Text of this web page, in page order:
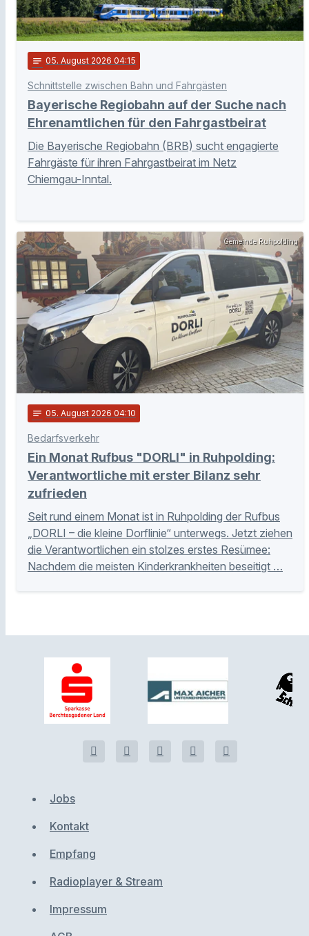
notes 05. August 2026 04:15
Schnittstelle zwischen Bahn und Fahrgästen
Bayerische Regiobahn auf der Suche nach
Ehrenamtlichen für den Fahrgastbeirat
Die Bayerische Regiobahn (BRB) sucht engagierte
Fahrgäste für ihren Fahrgastbeirat im Netz
Chiemgau-Inntal.
Gemeinde Ruhpolding
notes 05. August 2026 04:10
Bedarfsverkehr
Ein Monat Rufbus "DORLI" in Ruhpolding:
Verantwortliche mit erster Bilanz sehr
zufrieden
Seit rund einem Monat ist in Ruhpolding der Rufbus
„DORLI – die kleine Dorflinie“ unterwegs. Jetzt ziehen
die Verantwortlichen ein stolzes erstes Resümee:
Nachdem die meisten Kinderkrankheiten beseitigt …
Jobs
Kontakt
Empfang
Radioplayer & Stream
Impressum